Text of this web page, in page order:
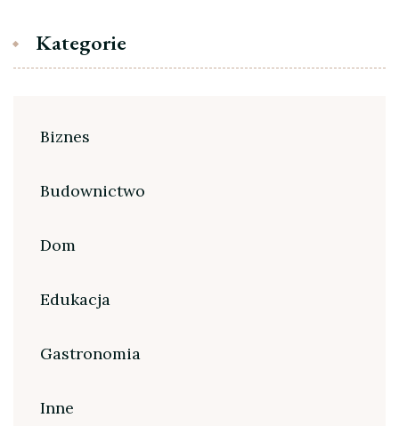
Kategorie
Biznes
Budownictwo
Dom
Edukacja
Gastronomia
Inne